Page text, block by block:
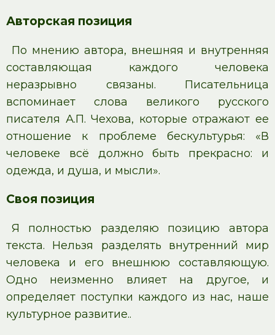
Авторская позиция
По мнению автора, внешняя и внутренняя
составляющая каждого человека
неразрывно связаны. Писательница
вспоминает слова великого русского
писателя А.П. Чехова, которые отражают ее
отношение к проблеме бескультурья: «В
человеке всё должно быть прекрасно: и
одежда, и душа, и мысли».
Своя позиция
Я полностью разделяю позицию автора
текста. Нельзя разделять внутренний мир
человека и его внешнюю составляющую.
Одно неизменно влияет на другое, и
определяет поступки каждого из нас, наше
культурное развитие..